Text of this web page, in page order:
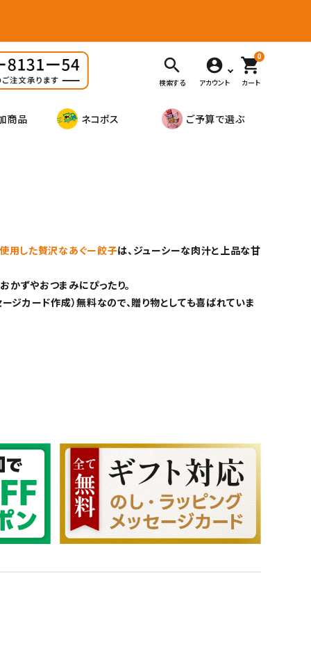
search
検索する アカウント
0
shopping_cart
カート
商品 ネコポス ご予算で選ぶ
用した贅沢なあぐー餃子は、ジューシーな肉汁と上品な甘
かずやおつまみにぴったり。
ージカード作成）無料なので、贈り物としても喜ばれていま